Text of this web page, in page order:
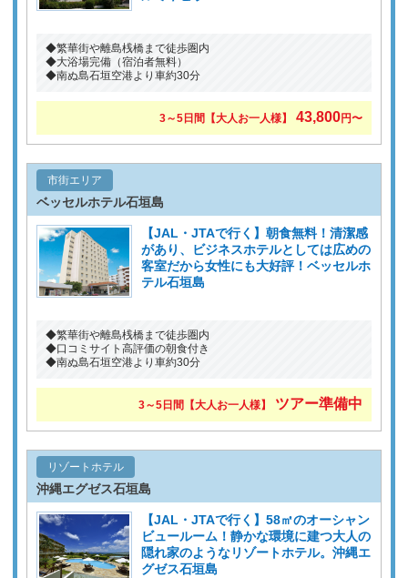
◆繁華街や離島桟橋まで徒歩圏内
◆大浴場完備（宿泊者無料）
◆南ぬ島石垣空港より車約30分
3～5日間【大人お一人様】 43,800円〜
市街エリア
ベッセルホテル石垣島
【JAL・JTAで行く】朝食無料！清潔感
があり、ビジネスホテルとしては広めの
客室だから女性にも大好評！ベッセルホ
テル石垣島
◆繁華街や離島桟橋まで徒歩圏内
◆口コミサイト高評価の朝食付き
◆南ぬ島石垣空港より車約30分
3～5日間【大人お一人様】 ツアー準備中
リゾートホテル
沖縄エグゼス石垣島
【JAL・JTAで行く】58㎡のオーシャン
ビュールーム！静かな環境に建つ大人の
隠れ家のようなリゾートホテル。沖縄エ
グゼス石垣島